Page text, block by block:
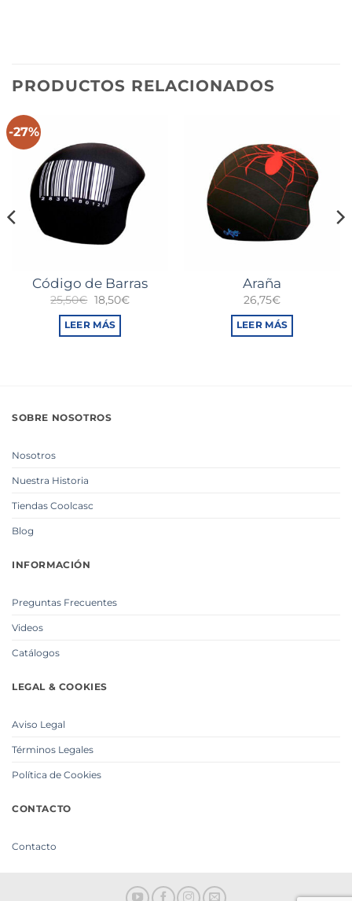
PRODUCTOS RELACIONADOS
-27%
Código de Barras
25,50€ El
precio
original
era:
18,50€El
LEER MÁS
Araña
26,75€
LEER MÁS
SOBRE NOSOTROS
Nosotros
Nuestra Historia
Tiendas Coolcasc
Blog
INFORMACIÓN
Preguntas Frecuentes
Videos
Catálogos
LEGAL & COOKIES
Aviso Legal
Términos Legales
Política de Cookies
CONTACTO
Contacto